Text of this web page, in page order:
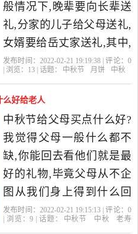
般情况下,晚辈要向长辈送
礼,分家的儿子给父母送礼,
女婿要给岳丈家送礼,其中,
最重要的还是亲戚之间互
发布时间：2022-02-21 19:19:38 | 评论： 0
| 浏览： 13 | 话题： 中秋节 月饼 中秋
么好给老人
中秋节给父母买点什么好?
我觉得父母一般什么都不
缺,你能回去看他们就是最
好的礼物,毕竟父母从不企
图从我们身上得到什么回
报,这世间只有父母的爱是
发布时间：2022-02-21 19:15:13 | 评论： 0
| 浏览：9 | 话题： 中秋节 中秋
老寿